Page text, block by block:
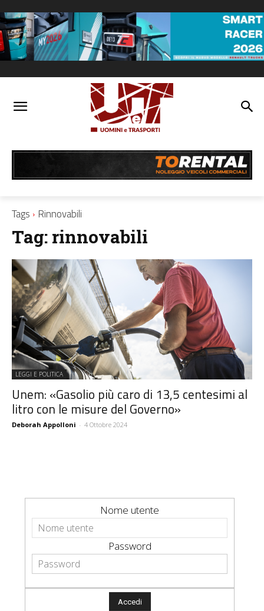
Tags Rinnovabili
Tag: rinnovabili
LEGGI E POLITICA
Unem: «Gasolio più caro di 13,5 centesimi al
litro con le misure del Governo»
Deborah Appolloni - 4 Ottobre 2024
Nome utente
Password